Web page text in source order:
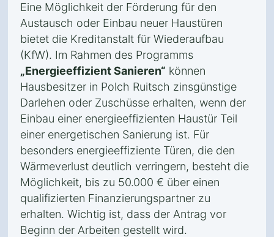
Eine Möglichkeit der Förderung für den
Austausch oder Einbau neuer Haustüren
bietet die Kreditanstalt für Wiederaufbau
(KfW). Im Rahmen des Programms
„Energieeffizient Sanieren“ können
Hausbesitzer in Polch Ruitsch zinsgünstige
Darlehen oder Zuschüsse erhalten, wenn der
Einbau einer energieeffizienten Haustür Teil
einer energetischen Sanierung ist. Für
besonders energieeffiziente Türen, die den
Wärmeverlust deutlich verringern, besteht die
Möglichkeit, bis zu 50.000 € über einen
qualifizierten Finanzierungspartner zu
erhalten. Wichtig ist, dass der Antrag vor
Beginn der Arbeiten gestellt wird.